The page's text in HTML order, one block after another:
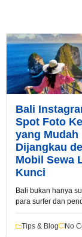
Bali
Spot Foto
yang Mudah
Dijangkau
Mobil Sewa
Kunci
Bali bukan hanya
para surfer dan
Tips & Blog No
Book
Pilih